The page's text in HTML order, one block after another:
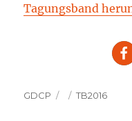
Tagungsband
Autor
GDCP
Veröffentlicht
Kategorien
TB2016